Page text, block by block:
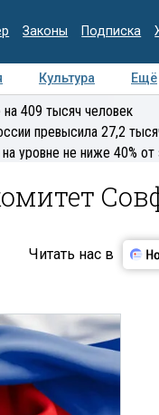
Законы Подписка
Культура Ещё
Колумнисты
409 тысяч человек
превысила 27,2
уровне не ниже 40% от
Читать нас в